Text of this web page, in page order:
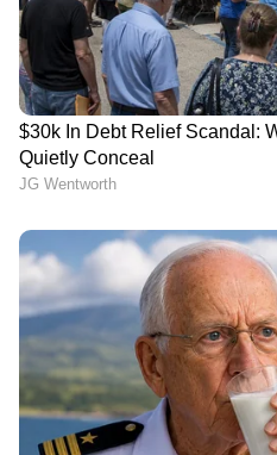
എല്‍നിനോ
വീണ്ടുമെത്തുന്നു!
ഒരൊറ്റ ദിവസം കൊണ്ട് 1
കോടി ഫോളോവേഴ്സ്!
സോഷ്യൽ മീഡിയയെ
ഇളക്കിമറിച്ച് ആ
തിരിച്ചുവരവ്